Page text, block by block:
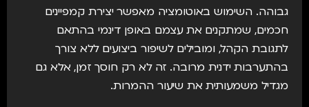
גבוהה. השימוש באוטומציה מאפשר יצירת קמפיינים
חכמים, שמתקנים את עצמם באופן דינמי בהתאם
לתגובת הקהל, ומובילים לשיפור ביצועים ללא צורך
בהתערבות ידנית מרובה. זה לא רק חוסך זמן, אלא גם
מגדיל משמעותית את שיעור ההמרות.